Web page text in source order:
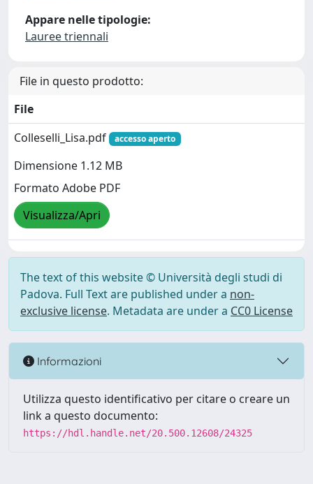
Appare nelle tipologie:
Lauree triennali
File in questo prodotto:
File
Colleselli_Lisa.pdf
accesso aperto
Dimensione 1.12 MB
Formato Adobe PDF
Visualizza/Apri
The text of this website © Università degli studi di
Padova. Full Text are published under a non-
exclusive license. Metadata are under a CC0 License
Informazioni
Utilizza questo identificativo per citare o creare un
link a questo documento:
https://hdl.handle.net/20.500.12608/24325